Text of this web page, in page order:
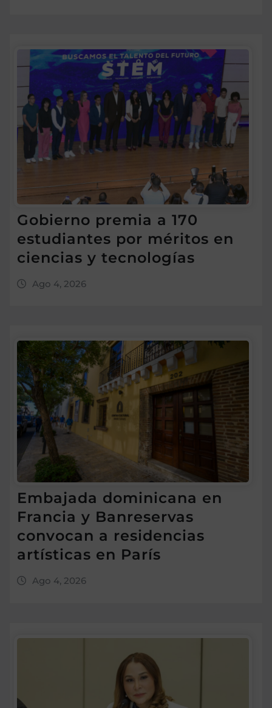
Gobierno premia a 170
estudiantes por méritos en
ciencias y tecnologías
Ago 4, 2026
Embajada dominicana en
Francia y Banreservas
convocan a residencias
artísticas en París
Ago 4, 2026